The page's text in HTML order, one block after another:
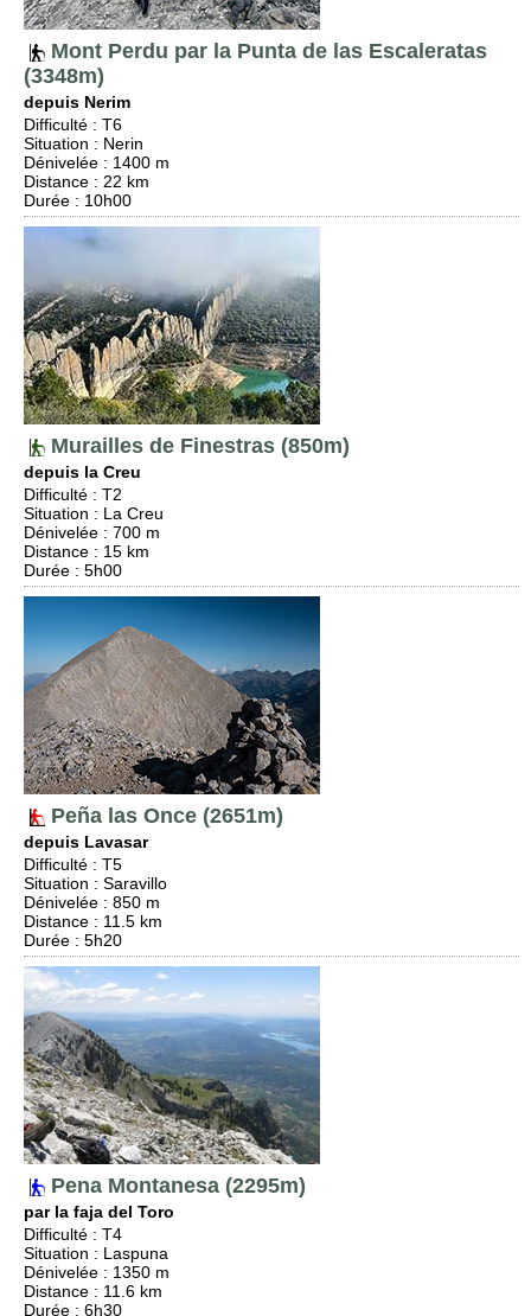
Mont Perdu par la Punta de las Escaleratas
(3348m)
depuis Nerim
Difficulté : T6
Situation : Nerin
Dénivelée : 1400 m
Distance : 22 km
Durée : 10h00
Murailles de Finestras (850m)
depuis la Creu
Difficulté : T2
Situation : La Creu
Dénivelée : 700 m
Distance : 15 km
Durée : 5h00
Peña las Once (2651m)
depuis Lavasar
Difficulté : T5
Situation : Saravillo
Dénivelée : 850 m
Distance : 11.5 km
Durée : 5h20
Pena Montanesa (2295m)
par la faja del Toro
Difficulté : T4
Situation : Laspuna
Dénivelée : 1350 m
Distance : 11.6 km
Durée : 6h30